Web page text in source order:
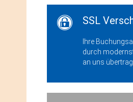
SSL
Ihre
durch
an uns